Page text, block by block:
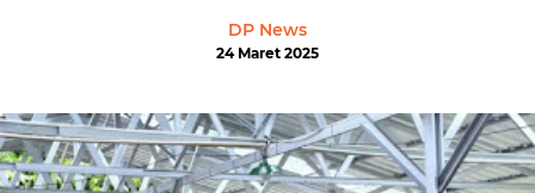
DP News
24 Maret 2025